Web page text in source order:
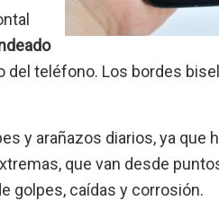
teléfono. Los bordes
y arañazos diarios, ya que
que van desde
golpes, caídas y corrosión.